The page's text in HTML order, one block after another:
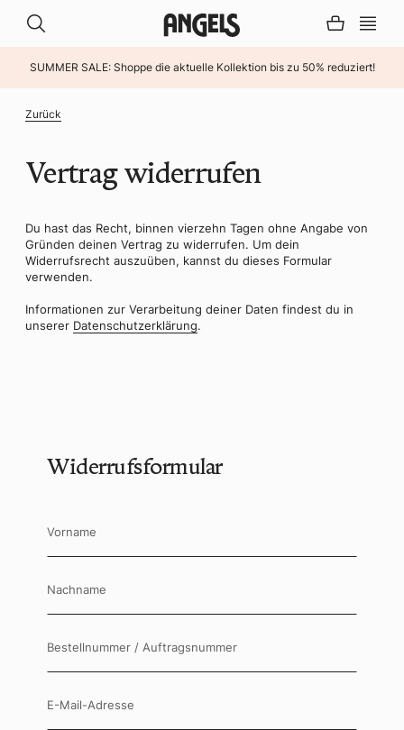
SUMMER SALE: Shoppe die aktuelle Kollektion bis zu 50% reduziert!
Zurück
Vertrag widerrufen
Du hast das Recht, binnen vierzehn Tagen ohne Angabe von
Gründen deinen Vertrag zu widerrufen. Um dein
Widerrufsrecht auszuüben, kannst du dieses Formular
verwenden.
Informationen zur Verarbeitung deiner Daten findest du in
unserer Datenschutzerklärung.
Widerrufsformular
Vorname
Nachname
Bestellnummer / Auftragsnummer
E-Mail-Adresse